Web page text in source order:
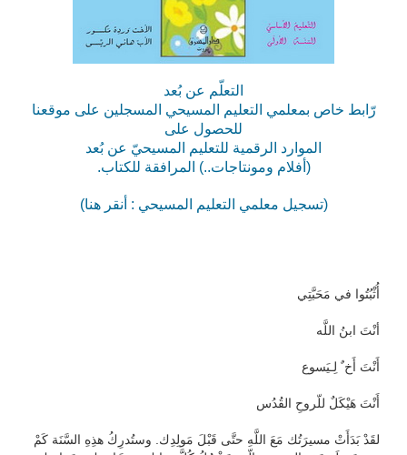
التعلّم عن بُعد
رّابط خاص بمعلمي التعليم المسيحي المسجلين على موقعنا
للحصول على
الموارد الرقمية للتعليم المسيحيّ عن بُعد
(أفلام ومونتاجات..) المرافقة للكتاب.
(تسجيل معلمي التعليم المسيحي : أنقر هنا)
أُثْبُتُوا في مَحَبَّتِي
أنْتَ ابنُ اللَّه
أَنْتَ أَخ ٌ لِـيَسوع
أَنْتَ هَيْكَلٌ للّروحِ القُدُس
لقَدْ بَدَأَتْ مسيرَتُك مَعَ اللَّهِ حتَّى قَبْلَ مَولِدِك. وستُدرِكُ هذِهِ السَّنَة كَمْ